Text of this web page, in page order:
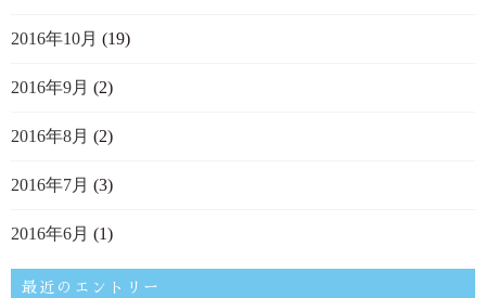
2016年10月 (19)
2016年9月 (2)
2016年8月 (2)
2016年7月 (3)
2016年6月 (1)
最近のエントリー